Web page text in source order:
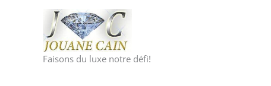
Faisons du luxe notre défi!